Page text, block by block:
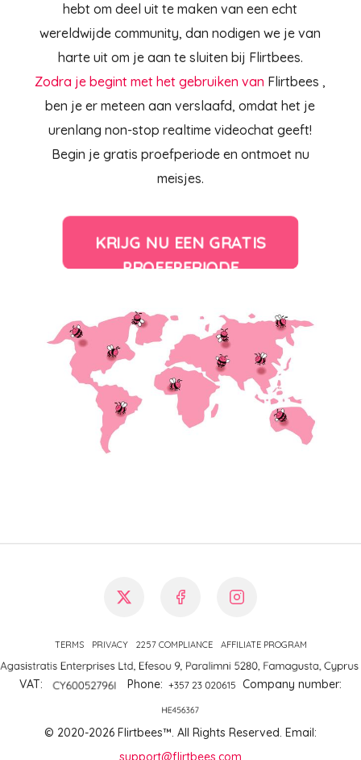
hebt om deel uit te maken van een echt
wereldwijde community, dan nodigen we je van
harte uit om je aan te sluiten bij Flirtbees.
Zodra je begint met het gebruiken van Flirtbees,
ben je er meteen aan verslaafd, omdat het je
urenlang non-stop realtime videochat geeft!
Begin je gratis proefperiode en ontmoet nu
meisjes.
KRIJG NU EEN GRATIS
PROEFPERIODE
TERMS PRIVACY 2257 COMPLIANCE AFFILIATE PROGRAM
VAT: Phone: Company number:
© 2020-2026 Flirtbees™. All Rights Reserved. Email:
support@flirtbees.com